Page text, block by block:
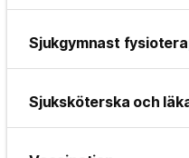
Sjukgymnast
Sjuksköterska och